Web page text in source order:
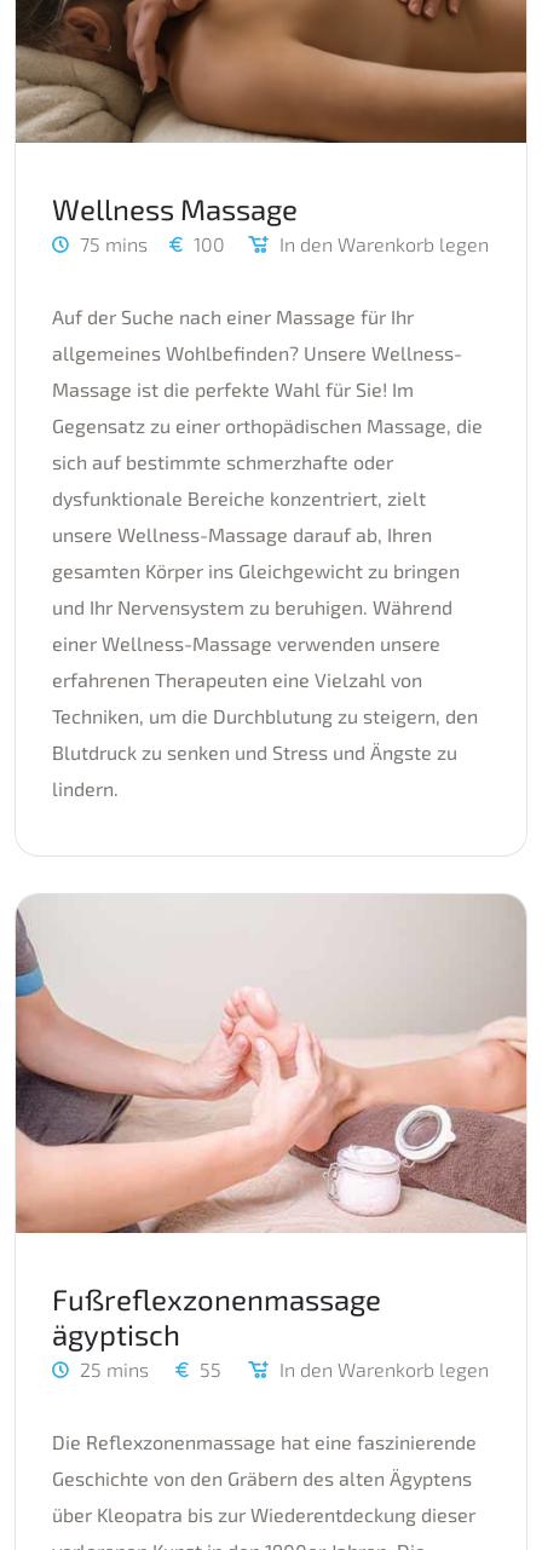
Wellness Massage
75 mins 100 In den Warenkorb legen
Auf der Suche nach einer Massage für Ihr
allgemeines Wohlbefinden? Unsere Wellness-
Massage ist die perfekte Wahl für Sie! Im
Gegensatz zu einer orthopädischen Massage, die
sich auf bestimmte schmerzhafte oder
dysfunktionale Bereiche konzentriert, zielt
unsere Wellness-Massage darauf ab, Ihren
gesamten Körper ins Gleichgewicht zu bringen
und Ihr Nervensystem zu beruhigen. Während
einer Wellness-Massage verwenden unsere
erfahrenen Therapeuten eine Vielzahl von
Techniken, um die Durchblutung zu steigern, den
Blutdruck zu senken und Stress und Ängste zu
lindern.
Fußreflexzonenmassage
ägyptisch
25 mins 55 In den Warenkorb legen
Die Reflexzonenmassage hat eine faszinierende
Geschichte von den Gräbern des alten Ägyptens
über Kleopatra bis zur Wiederentdeckung dieser